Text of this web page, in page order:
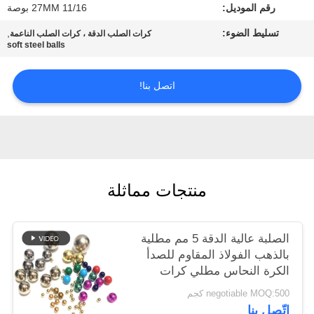
خريطة
الموقع
PRIVACY
POLICY
رقم الموديل: 27MM 11/16 بوصة
تسليط الضوء: كرات الصلب الدقة ، كرات الصلب الناعمة,
soft steel balls
اتصل بنا!
منتجات مماثلة
الصلبة عالية الدقة 5 مم مطلية
بالذهب الفولاذ المقاوم للصدأ
الكرة النحاس مطلي كرات
الصلب
negotiable MOQ:500 كجم
اتّصل بنا